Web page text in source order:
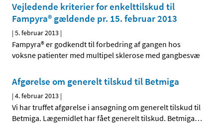
Vejledende kriterier for enkelttilskud til
Fampyra® gældende pr. 15. februar 2013
|5. februar 2013 |
Fampyra® er godkendt til forbedring af gangen hos
voksne patienter med multipel sklerose med gangbesvæ
Afgørelse om generelt tilskud til Betmiga
|4. februar 2013 |
Vi har truffet afgørelse i ansøgning om generelt tilskud til
Betmiga. Lægemidlet har fået generelt tilskud. Betmiga…